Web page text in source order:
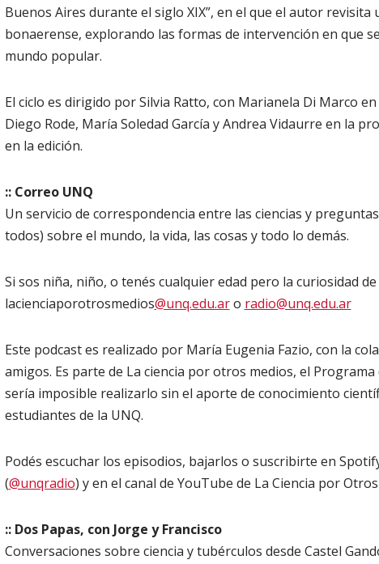
Buenos Aires durante el siglo XIX”, en el que el autor revisita
bonaerense, explorando las formas de intervención en que
mundo popular.
El ciclo es dirigido por Silvia Ratto, con Marianela Di Marco
Diego Rode, María Soledad García y Andrea Vidaurre en la
en la edición.
:: Correo UNQ
Un servicio de correspondencia entre las ciencias y
todos) sobre el mundo, la vida, las cosas y todo lo demás.
Si sos niña, niño, o tenés cualquier edad pero la curiosidad
lacienciaporotrosmedios@unq.edu.aro radio@unq.edu.ar
Este podcast es realizado por María Eugenia Fazio, con la
amigos. Es parte de La ciencia por otros medios, el Programa
sería imposible realizarlo sin el aporte de conocimiento
estudiantes de la UNQ.
Podés escuchar los episodios, bajarlos o suscribirte en
(@unqradio) y en el canal de YouTube de La Ciencia por
:: Dos Papas, con Jorge y Francisco
Conversaciones sobre ciencia y tubérculos desde Castel